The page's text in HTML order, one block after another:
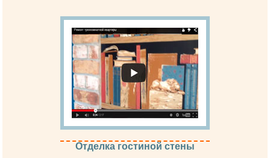
Отделка гостиной стены